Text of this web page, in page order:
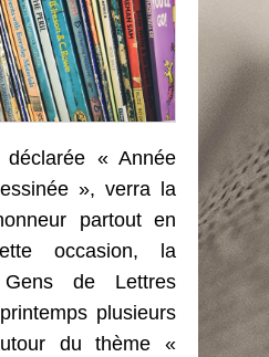
déclarée « Année
», verra la
partout en
occasion, la
de Lettres
plusieurs
du thème «